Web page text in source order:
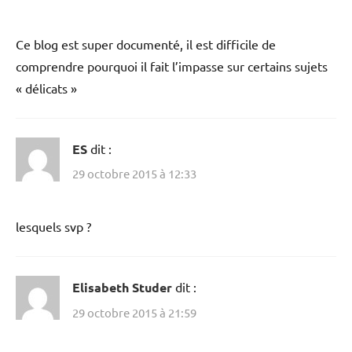
Ce blog est super documenté, il est difficile de
comprendre pourquoi il fait l’impasse sur certains sujets
« délicats »
ES dit :
29 octobre 2015 à 12:33
lesquels svp ?
Elisabeth Studer dit :
29 octobre 2015 à 21:59